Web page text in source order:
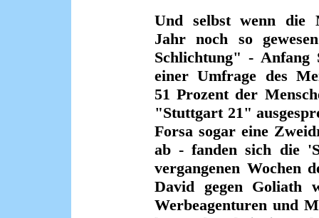
Und selbst wenn die
Jahr noch so
Schlichtung" - Anfang
einer Umfrage des
51 Prozent der
"Stuttgart 21"
Forsa sogar eine
ab - fanden sich die
vergangenen Wochen
David gegen Goliath
Werbeagenturen und